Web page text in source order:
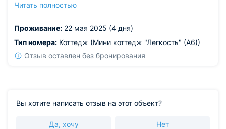
проживания. Кровати хорошие, с очень удобными
которые, ценя тишину и спокойствие в отдыхе.
Читать полностью
Проживание: 22 мая 2025 (4 дня)
Тип номера: Коттедж (Мини коттедж "Легкость" (А6))
Отзыв оставлен без бронирования
Вы хотите написать отзыв на этот объект?
Да, хочу Нет